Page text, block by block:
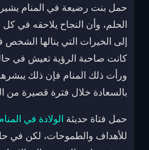
حمل بنت رضيعة في المنام
الحلم، وأن النجاح يلاحقه في
إلى الخيرات التي ينالها الشخص
كانت صاحبة الرؤية تعيش في
ورأت ذلك المنام فإن ذلك
بالسعادة خلال فترة قصيرة من
حمل فتاة حديثة الولادة في
للأهداف والطموحات، لكن في